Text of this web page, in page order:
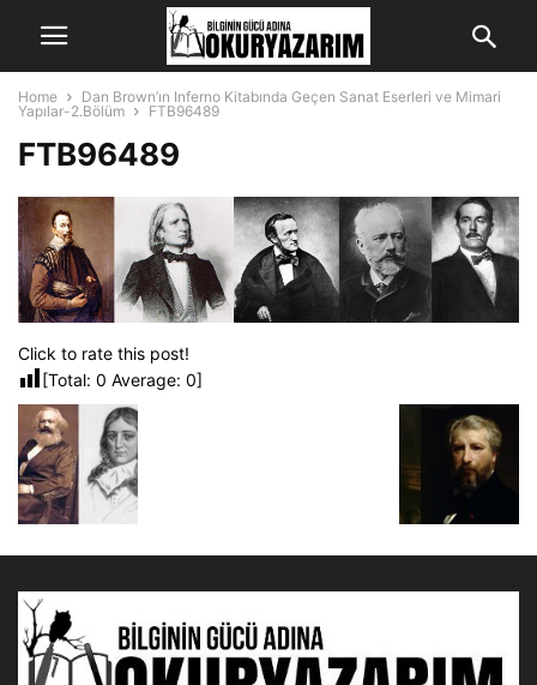
Home
Dan Brown’ın Inferno Kitabında Geçen Sanat Eserleri ve Mimari
Yapılar-2.Bölüm
FTB96489
FTB96489
Click to rate this post!
[Total: 0 Average: 0]